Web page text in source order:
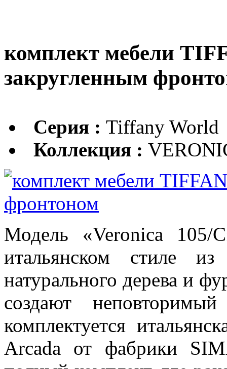
комплект мебели
закругленным
Серия : Tiffany World
Коллекция :
Модель «Veronica 105/
итальянском стиле
натурального дерева и
создают
комплектуется
Arcada от фабрики